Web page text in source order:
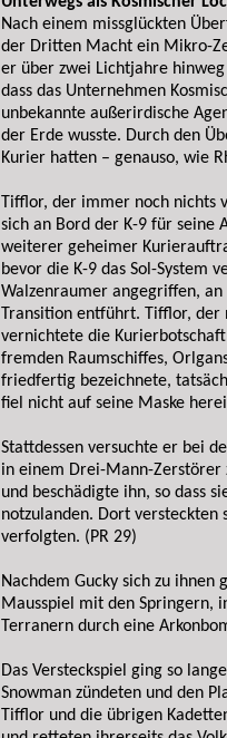
Nach einem missglückten
der Dritten Macht ein Mikro-
er über zwei Lichtjahre
dass das Unternehmen
unbekannte außerirdische
der Erde wusste. Durch den
Kurier hatten – genauso, wie
Tifflor, der immer noch nichts
sich an Bord der K-9 für seine
weiterer geheimer
bevor die K-9 das Sol-System
Walzenraumer angegriffen,
Transition entführt. Tifflor, der
vernichtete die
fremden Raumschiffes,
friedfertig bezeichnete,
fiel nicht auf seine Maske
Stattdessen versuchte er bei
in einem Drei-Mann-Zerstörer
und beschädigte ihn, so dass
notzulanden. Dort versteckten
verfolgten. (PR 29)
Nachdem Gucky sich zu ihnen
Mausspiel mit den Springern,
Terranern durch eine
Das Versteckspiel ging so
Snowman zündeten und den
Tifflor und die übrigen